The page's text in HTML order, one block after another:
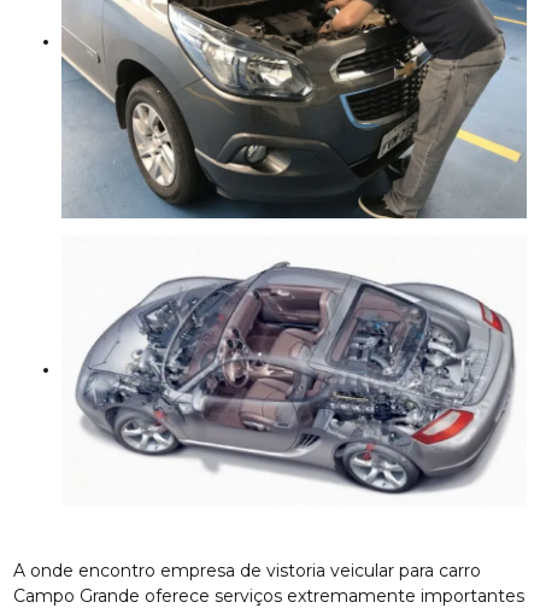
A onde encontro empresa de vistoria veicular para carro
Campo Grande oferece serviços extremamente importantes